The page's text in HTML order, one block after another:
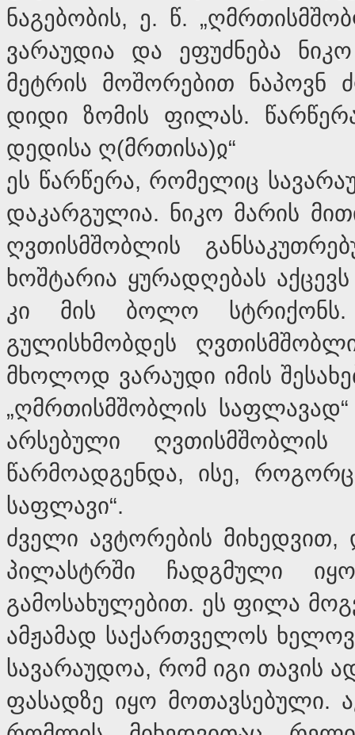
ნაგებობის, ე. წ.
ვარაუდია და ეფუძნება
მეტრის მოშორებით ნაპოვნ
დიდი ზომის ფილას.
დედისა ღ(მრთისა)ჲ“
ეს წარწერა, რომელიც
დაკარგულია. ნიკო მარის
ღვთისმშობლის
ხოშტარია ყურადღებას
კი მის ბოლო სტრიქონს.
გულისხმობდეს
მხოლოდ ვარაუდი იმის
„ღმრთისმშობლის
არსებული ღვთისმშობლის
წარმოადგენდა, ისე,
საფლავი“.
ძველი ავტორების
პილასტრში ჩადგმული
გამოსახულებით. ეს ფილა
ამჟამად საქართველოს
სავარაუდოა, რომ იგი თავის
ფასადზე იყო მოთავსებული.